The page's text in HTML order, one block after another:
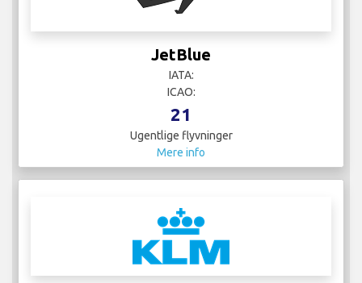
JetBlue
IATA:
ICAO:
21
Ugentlige flyvninger
Mere info